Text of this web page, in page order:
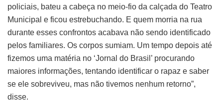
policiais, bateu a cabeça no meio-fio da calçada do Teatro
Municipal e ficou estrebuchando. E quem morria na rua
durante esses confrontos acabava não sendo identificado
pelos familiares. Os corpos sumiam. Um tempo depois até
fizemos uma matéria no ‘Jornal do Brasil’ procurando
maiores informações, tentando identificar o rapaz e saber
se ele sobreviveu, mas não tivemos nenhum retorno”,
disse.